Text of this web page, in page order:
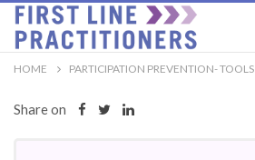
HOME PARTICIPATION PREVENTION- TOOLS
Share on